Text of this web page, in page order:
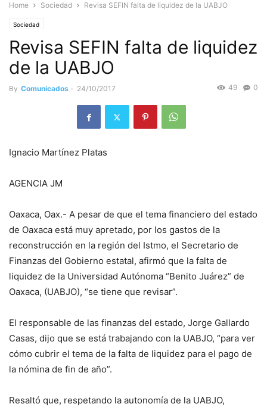
Home Sociedad Revisa SEFIN falta de liquidez de la UABJO
Sociedad
Revisa SEFIN falta de liquidez
de la UABJO
By Comunicados - 24/10/2017 0
49
Ignacio Martínez Platas
AGENCIA JM
Oaxaca, Oax.- A pesar de que el tema financiero del estado
de Oaxaca está muy apretado, por los gastos de la
reconstrucción en la región del Istmo, el Secretario de
Finanzas del Gobierno estatal, afirmó que la falta de
liquidez de la Universidad Autónoma “Benito Juárez” de
Oaxaca, (UABJO), “se tiene que revisar”.
El responsable de las finanzas del estado, Jorge Gallardo
Casas, dijo que se está trabajando con la UABJO, “para ver
cómo cubrir el tema de la falta de liquidez para el pago de
la nómina de fin de año”.
Resaltó que, respetando la autonomía de la UABJO,